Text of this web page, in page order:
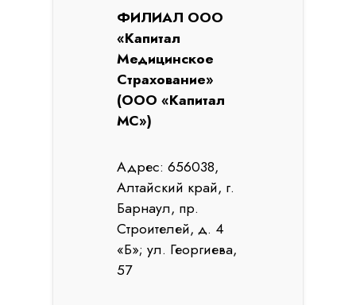
ФИЛИАЛ ООО
«Капитал
Медицинское
Страхование»
(ООО «Капитал
МС»)
Адрес: 656038,
Алтайский край, г.
Барнаул, пр.
Строителей, д. 4
«Б»; ул. Георгиева,
57